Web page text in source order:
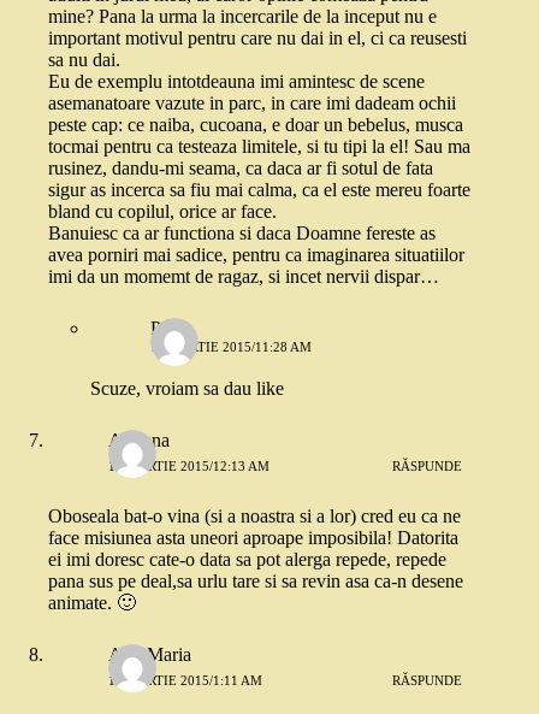
mine? Pana la urma la incercarile de la inceput nu e
important motivul pentru care nu dai in el, ci ca reusesti
sa nu dai.
Eu de exemplu intotdeauna imi amintesc de scene
asemanatoare vazute in parc, in care imi dadeam ochii
peste cap: ce naiba, cucoana, e doar un bebelus, musca
tocmai pentru ca testeaza limitele, si tu tipi la el! Sau ma
rusinez, dandu-mi seama, ca daca ar fi sotul de fata
sigur as incerca sa fiu mai calma, ca el este mereu foarte
bland cu copilul, orice ar face.
Banuiesc ca ar functiona si daca Doamne fereste as
avea porniri mai sadice, pentru ca imaginarea situatiilor
imi da un momemt de ragaz, si incet nervii dispar…
P.
13 MARTIE 2015/11:28 AM
Scuze, vroiam sa dau like
Adriana
13 MARTIE 2015/12:13 AM RĂSPUNDE
Oboseala bat-o vina (si a noastra si a lor) cred eu ca ne
face misiunea asta uneori aproape imposibila! Datorita
ei imi doresc cate-o data sa pot alerga repede, repede
pana sus pe deal,sa urlu tare si sa revin asa ca-n desene
animate. 🙂
Ana-Maria
13 MARTIE 2015/1:11 AM RĂSPUNDE